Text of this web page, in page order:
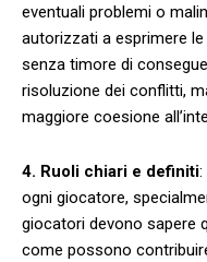
eventuali problemi o
autorizzati ⁣a esprimere
senza timore di
‌risoluzione dei conflitti,
maggiore coesione
4. Ruoli ​chiari e definiti:​
ogni giocatore,
giocatori ⁣devono sapere
come possono